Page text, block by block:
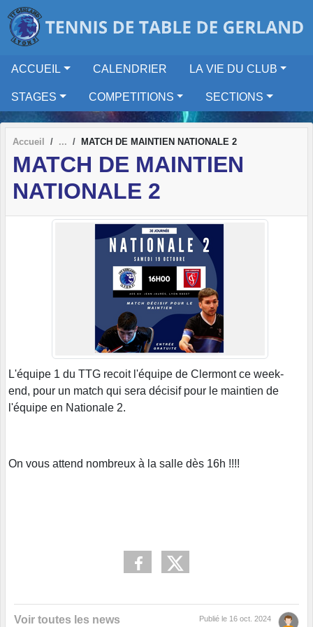
ACCUEIL CALENDRIER LA VIE DU CLUB
STAGES COMPETITIONS SECTIONS
Accueil MATCH DE MAINTIEN NATIONALE 2
MATCH DE MAINTIEN
NATIONALE 2
L'équipe 1 du TTG recoit l'équipe de Clermont ce week-
end, pour un match qui sera décisif pour le maintien de
l'équipe en Nationale 2.
On vous attend nombreux à la salle dès 16h !!!!
Voir toutes les news Publié le 16 oct. 2024
Panneau de gestion des cookies